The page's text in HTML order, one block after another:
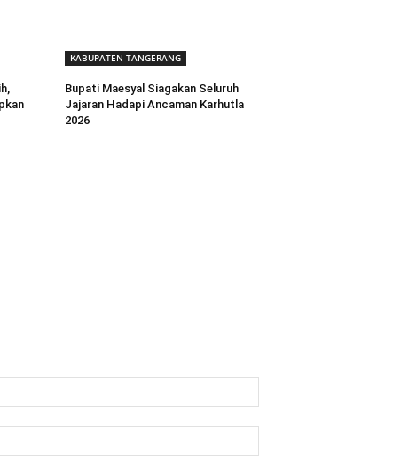
KABUPATEN TANGERANG
Bupati Maesyal Siagakan Seluruh
Jajaran Hadapi Ancaman Karhutla
2026